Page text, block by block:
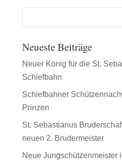
Neueste Beiträge
Neuer König für die St.
Schiefbahn
Schiefbahner
Prinzen
St. Sebastianus
neuen 2. Brudermeister
Neue Jungschützenmeister